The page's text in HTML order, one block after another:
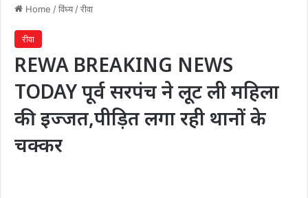
Home /विंध्य /रीवा
रीवा
REWA BREAKING NEWS
TODAY पूर्व सरपंच ने लूट ली महिला
की इज्जत,पीड़ित लगा रही थानों के
चक्कर